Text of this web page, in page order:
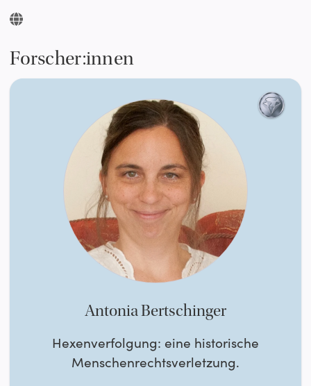
Forscher:innen
Antonia Bertschinger
Hexenverfolgung: eine historische
Menschenrechtsverletzung.